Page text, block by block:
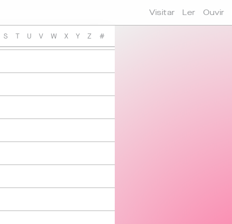
Visitar Ler Ouvir
S T U V W X Y Z #